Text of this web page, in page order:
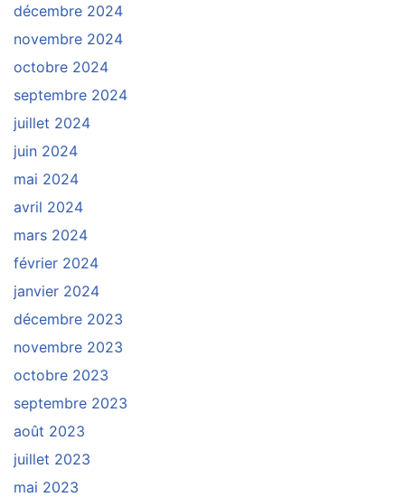
décembre 2024
novembre 2024
octobre 2024
septembre 2024
juillet 2024
juin 2024
mai 2024
avril 2024
mars 2024
février 2024
janvier 2024
décembre 2023
novembre 2023
octobre 2023
septembre 2023
août 2023
juillet 2023
mai 2023